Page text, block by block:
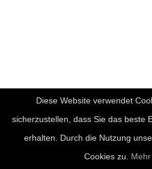
Diese Website verwendet
sicherzustellen, dass Sie das beste
erhalten. Durch die Nutzung
Cookies zu.